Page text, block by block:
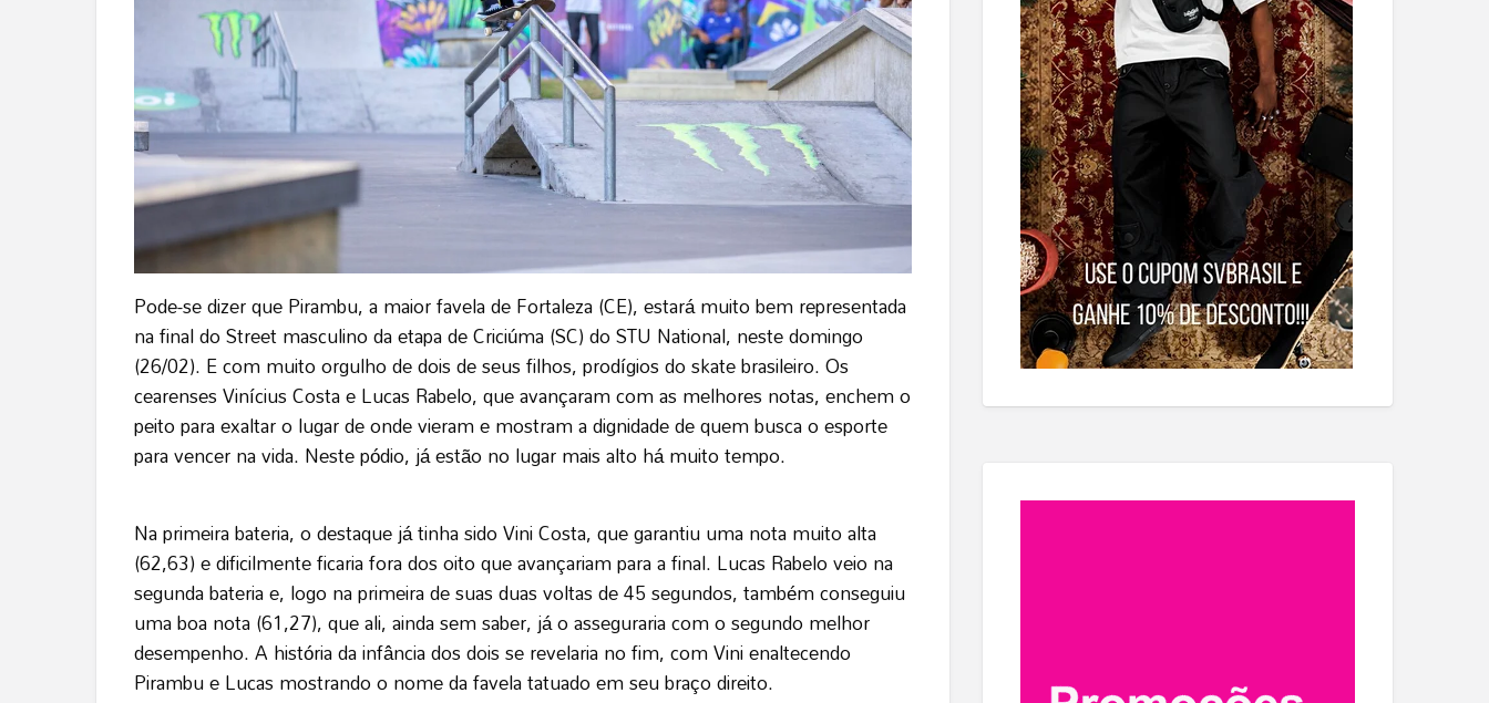
Pode-se dizer que Pirambu, a maior favela de Fortaleza (CE), estará muito bem representada
na final do Street masculino da etapa de Criciúma (SC) do STU National, neste domingo
(26/02). E com muito orgulho de dois de seus filhos, prodígios do skate brasileiro. Os
cearenses Vinícius Costa e Lucas Rabelo, que avançaram com as melhores notas, enchem o
peito para exaltar o lugar de onde vieram e mostram a dignidade de quem busca o esporte
para vencer na vida. Neste pódio, já estão no lugar mais alto há muito tempo.
Na primeira bateria, o destaque já tinha sido Vini Costa, que garantiu uma nota muito alta
(62,63) e dificilmente ficaria fora dos oito que avançariam para a final. Lucas Rabelo veio na
segunda bateria e, logo na primeira de suas duas voltas de 45 segundos, também conseguiu
uma boa nota (61,27), que ali, ainda sem saber, já o asseguraria com o segundo melhor
desempenho. A história da infância dos dois se revelaria no fim, com Vini enaltecendo
Pirambu e Lucas mostrando o nome da favela tatuado em seu braço direito.